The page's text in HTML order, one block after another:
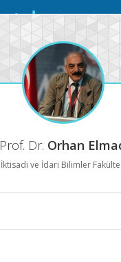
Prof. Dr. Orhan
İktisadi ve İdari Bilimler